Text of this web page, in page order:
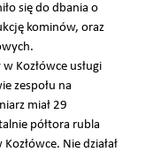
się do dbania o
kominów, oraz
Kozłówce usługi
zespołu na
miał 29
półtora rubla
Nie działał